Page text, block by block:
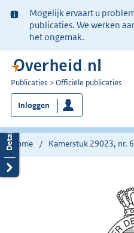
Ter
informatie:
Mogelijk ervaart u
publicaties. We werken
het ongemak.
U
bent
nu
hier:
Publicaties Officiële publicaties
Inloggen
Home Kamerstuk 29023, nr.